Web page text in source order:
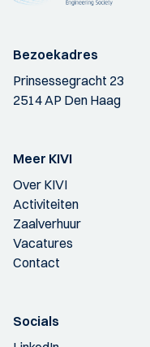
Bezoekadres
Prinsessegracht 23
2514 AP Den Haag
Meer KIVI
Over KIVI
Activiteiten
Zaalverhuur
Vacatures
Contact
Socials